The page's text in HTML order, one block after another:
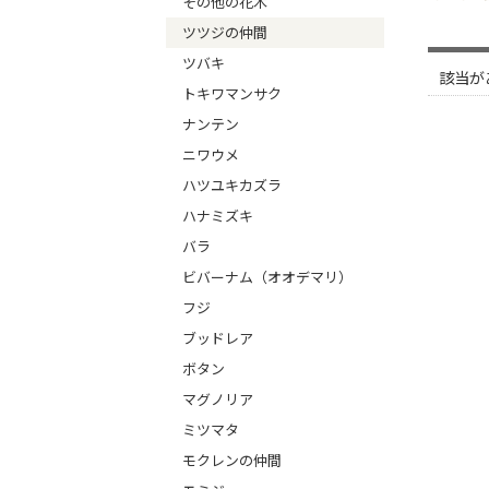
ツツジの仲間
ツバキ
トキワマンサク
ナンテン
ニワウメ
ハツユキカズラ
ハナミズキ
バラ
ビバーナム（オオデマリ）
フジ
ブッドレア
ボタン
マグノリア
ミツマタ
モクレンの仲間
該当が